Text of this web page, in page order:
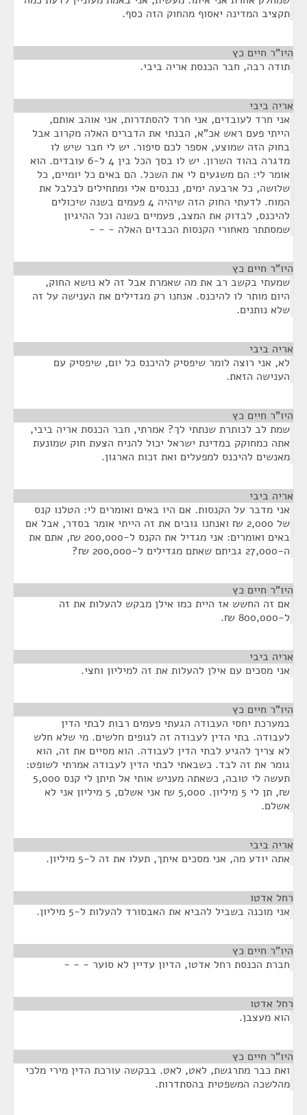
תקציב המדינה יאסוף מהחוק הזה כסף.
היו"ר חיים כץ
תודה רבה, חבר הכנסת אריה ביבי.
אריה ביבי
אני חרד לעובדים, אני חרד להסתדרות, אני אוהב אותם,
הייתי פעם ראש אכ"א, הבנתי את הדברים האלה מקרוב אבל
בחוק הזה שמוצע, אספר לכם סיפור. יש לי חבר שיש לו
מדגרה בהוד השרון. יש לו בסך הכל בין 4 ל-6 עובדים. הוא
אומר לי: הם משגעים לי את השכל. הם באים כל יומיים, כל
שלושה, כל ארבעה ימים, נכנסים אלי ומתחילים לבלבל את
המוח. לדעתי החוק הזה שיהיה 4 פעמים בשנה שיכולים
להיכנס, לבדוק את המצב, פעמיים בשנה וכל ההיגיון
שמסתתר מאחורי הקנסות הכבדים האלה - - -
היו"ר חיים כץ
שמעתי בקשב רב את מה שאמרת אבל זה לא נושא החוק,
היום מותר לו להיכנס. אנחנו רק מגדילים את הענישה על זה
שלא נותנים.
אריה ביבי
לא, אני רוצה לומר שיפסיק להיכנס כל יום, שיפסיק עם
הענישה הזאת.
היו"ר חיים כץ
שמת לב לכותרת שנתתי לך? אמרתי, חבר הכנסת אריה ביבי,
אתה כמחוקק במדינת ישראל יכול להניח הצעת חוק שמונעת
מאנשים להיכנס למפעלים ואת זכות הארגון.
אריה ביבי
אני מדבר על הקנסות. אם היו באים ואומרים לי: הטלנו קנס
של 2,000 ₪ ואנחנו גובים את זה הייתי אומר בסדר, אבל אם
באים ואומרים: אני מגדיל את הקנס ל-200,000 ₪, אתם את
ה-27,000 גביתם שאתם מגדילים ל-200,000 ₪?
היו"ר חיים כץ
אם זה החשש אז היית כמו אילן מבקש להעלות את זה
ל-800,000 ₪.
אריה ביבי
אני מסכים עם אילן להעלות את זה למיליון וחצי.
היו"ר חיים כץ
במערכת יחסי העבודה הגעתי פעמים רבות לבתי הדין
לעבודה. בתי הדין לעבודה זה לגופים חלשים. מי שלא חלש
לא צריך להגיע לבתי הדין לעבודה. הוא מסיים את זה, הוא
גומר את זה לבד. כשבאתי לבתי הדין לעבודה אמרתי לשופט:
תעשה לי טובה, כשאתה מעניש אותי אל תיתן לי קנס 5,000
₪, תן לי 5 מיליון. 5,000 ₪ אני אשלם, 5 מיליון אני לא
אשלם.
אריה ביבי
אתה יודע מה, אני מסכים איתך, תעלו את זה ל-5 מיליון.
רחל אדטו
אני מוכנה בשביל להביא את האבסורד להעלות ל-5 מיליון.
היו"ר חיים כץ
חברת הכנסת רחל אדטו, הדיון עדיין לא סוער - - -
רחל אדטו
הוא מעצבן.
היו"ר חיים כץ
ואת כבר מתרגשת, לאט, לאט. בבקשה עורכת הדין מירי מלכי
מהלשכה המשפטית בהסתדרות.